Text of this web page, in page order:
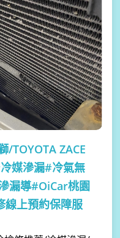
/TOYOTA ZACE
媒滲漏#冷氣無
漏導#OiCar桃園
線上預約保障服